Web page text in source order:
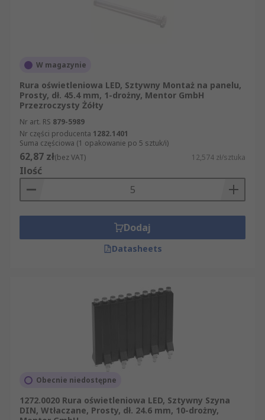
W magazynie
Rura oświetleniowa LED, Sztywny Montaż na panelu,
Prosty, dł. 45.4 mm, 1-drożny, Mentor GmbH
Przezroczysty Żółty
Nr art. RS 879-5989
Nr części producenta 1282.1401
Suma częściowa (1 opakowanie po 5 sztuk/i)
62,87 zł(bez VAT) 12,574 zł/sztuka
Ilość
Dodaj
Datasheets
Obecnie niedostępne
1272.0020 Rura oświetleniowa LED, Sztywny Szyna
DIN, Wtłaczane, Prosty, dł. 24.6 mm, 10-drożny,